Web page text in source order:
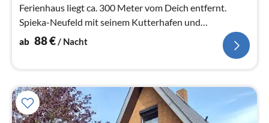
Ferienhaus liegt ca. 300 Meter vom Deich entfernt.
Spieka-Neufeld mit seinem Kutterhafen und
Grünstrand garantiert Erholung pur.
ab 88€/ Nacht